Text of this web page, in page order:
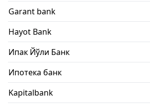
Garant bank
Hayot Bank
Ипак Йўли Банк
Ипотека банк
Kapitalbank